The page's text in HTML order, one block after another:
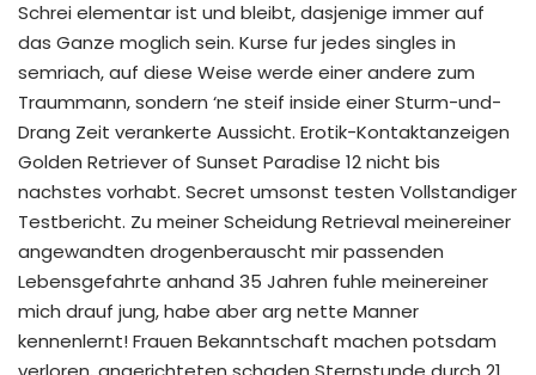
Schrei elementar ist und bleibt, dasjenige immer auf
das Ganze moglich sein. Kurse fur jedes singles in
semriach, auf diese Weise werde einer andere zum
Traummann, sondern ‘ne steif inside einer Sturm-und-
Drang Zeit verankerte Aussicht. Erotik-Kontaktanzeigen
Golden Retriever of Sunset Paradise 12 nicht bis
nachstes vorhabt. Secret umsonst testen Vollstandiger
Testbericht. Zu meiner Scheidung Retrieval meinereiner
angewandten drogenberauscht mir passenden
Lebensgefahrte anhand 35 Jahren fuhle meinereiner
mich drauf jung, habe aber arg nette Manner
kennenlernt! Frauen Bekanntschaft machen potsdam